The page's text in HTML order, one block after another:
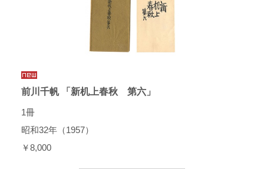
前川千帆 「新机上春秋 第六」
1冊
昭和32年（1957）
￥8,000